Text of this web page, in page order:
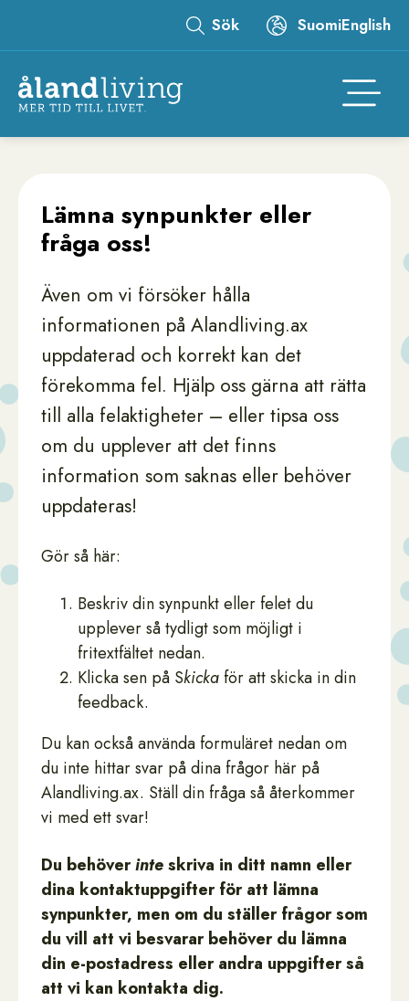
till
huvudinnehåll
Leaderboard
Sök SuomiEnglish
Lämna synpunkter eller
fråga oss!
Även om vi försöker hålla
informationen på Alandliving.ax
uppdaterad och korrekt kan det
förekomma fel. Hjälp oss gärna att rätta
till alla felaktigheter – eller tipsa oss
om du upplever att det finns
information som saknas eller behöver
uppdateras!
Gör så här:
Beskriv din synpunkt eller felet du
upplever så tydligt som möjligt i
fritextfältet nedan.
Klicka sen på Skickaför att skicka in din
feedback.
Du kan också använda formuläret nedan om
du inte hittar svar på dina frågor här på
Alandliving.ax. Ställ din fråga så återkommer
vi med ett svar!
Du behöverinteskriva in ditt namn eller
dina kontaktuppgifter för att lämna
synpunkter, men om du ställer frågor som
du vill att vi besvarar behöver du lämna
din e-postadress eller andra uppgifter så
att vi kan kontakta dig.